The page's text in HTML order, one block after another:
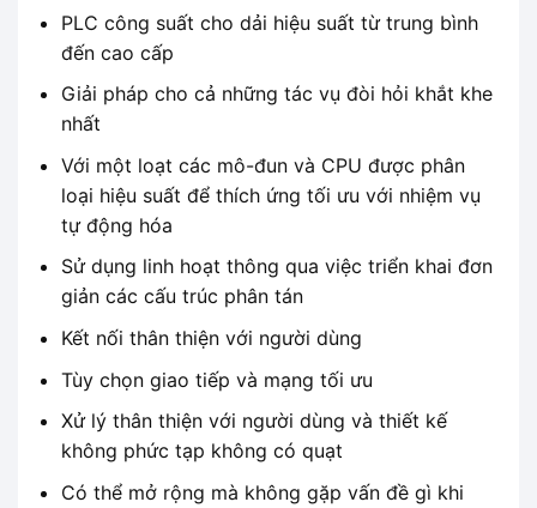
PLC công suất cho dải hiệu suất từ ​​trung bình
đến cao cấp
Giải pháp cho cả những tác vụ đòi hỏi khắt khe
nhất
Với một loạt các mô-đun và CPU được phân
loại hiệu suất để thích ứng tối ưu với nhiệm vụ
tự động hóa
Sử dụng linh hoạt thông qua việc triển khai đơn
giản các cấu trúc phân tán
Kết nối thân thiện với người dùng
Tùy chọn giao tiếp và mạng tối ưu
Xử lý thân thiện với người dùng và thiết kế
không phức tạp không có quạt
Có thể mở rộng mà không gặp vấn đề gì khi